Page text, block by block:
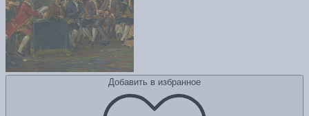
Добавить в избранное